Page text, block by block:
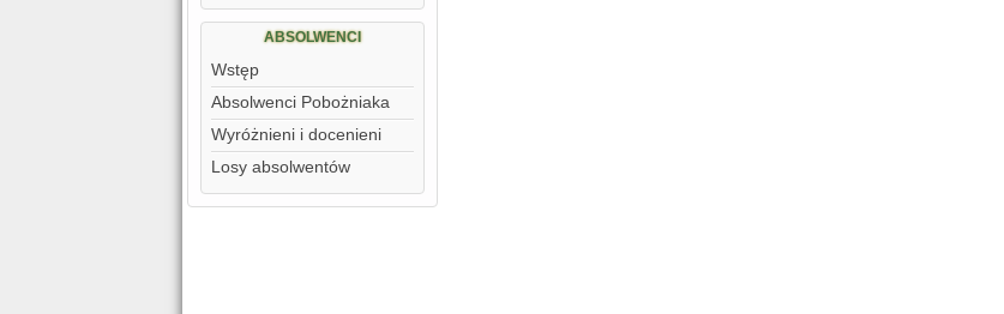
ABSOLWENCI
Wstęp
Absolwenci Pobożniaka
Wyróżnieni i docenieni
Losy absolwentów